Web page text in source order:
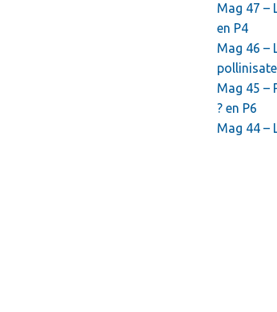
Mag 47 –
en P4
Mag 46 –
Mag 45 –
? en P6
Mag 44 –